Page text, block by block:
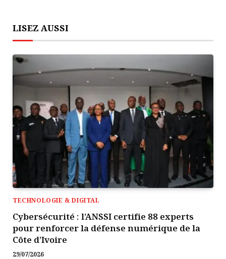
LISEZ AUSSI
TECHNOLOGIE & DIGITAL
Cybersécurité : l’ANSSI certifie 88 experts
pour renforcer la défense numérique de la
Côte d’Ivoire
29/07/2026